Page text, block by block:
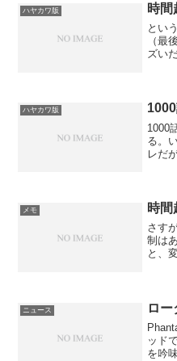
ハヤカワ版 時
とい
（最
ズい
上げ
ハヤカワ版
1000
る。
レだ
〈パ
メモ 時
さす
制は
と、
述べ
ニュース ロ
ッド
を吟